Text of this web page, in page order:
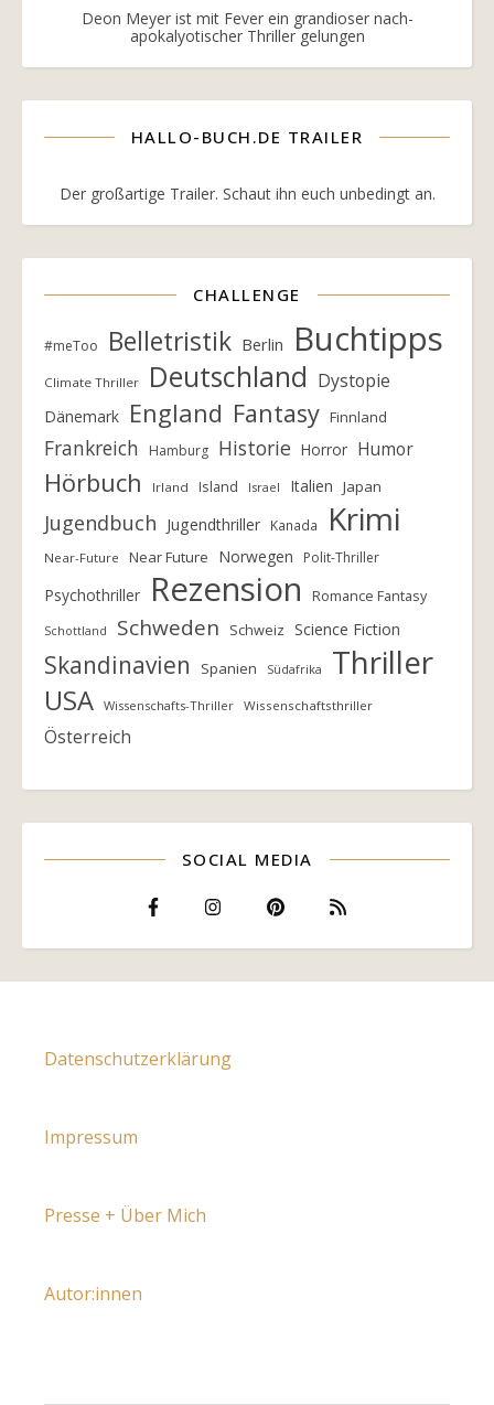
Deon Meyer ist mit Fever ein grandioser nach-
apokalyotischer Thriller gelungen
HALLO-BUCH.DE TRAILER
Der großartige Trailer. Schaut ihn euch unbedingt an.
CHALLENGE
#meToo Belletristik Berlin Buchtipps
Climate Thriller Deutschland Dystopie
Dänemark England Fantasy Finnland
Frankreich Hamburg Historie Horror Humor
Hörbuch Irland Island Israel Italien Japan
Jugendbuch Jugendthriller Kanada Krimi
Near-Future Near Future Norwegen Polit-Thriller
Psychothriller Rezension Romance Fantasy
Schottland Schweden Schweiz Science Fiction
Skandinavien Spanien Südafrika Thriller
USA Wissenschafts-Thriller Wissenschaftsthriller
Österreich
SOCIAL MEDIA
Datenschutzerklärung
Impressum
Presse + Über Mich
Autor:innen